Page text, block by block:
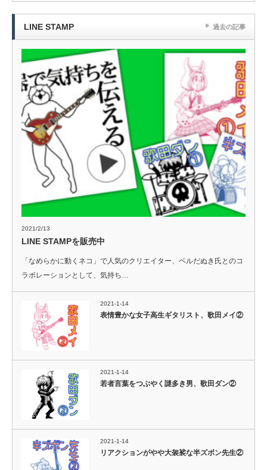
LINE STAMP 過去の記事
2021/2/13
LINE STAMPを販売中
「なめらかに動くネコ」で人気のクリエイター、ベルだぬき氏とのコ
ラボレーションとして、気持ち…
2021-1-14
表情豊かな女子高生ギタリスト、歌田メイ②
2021-1-14
若者言葉をつぶやく謎多き男、歌田ダン②
2021-1-14
リアクションがやや大袈裟な半ズボン先生②